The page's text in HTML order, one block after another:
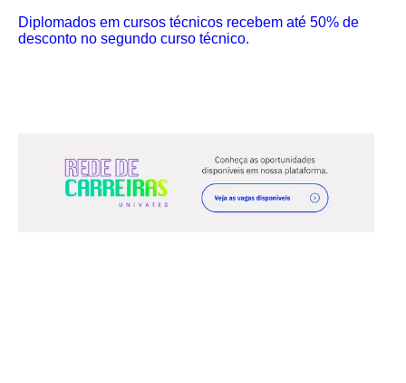
Diplomados em cursos técnicos recebem até 50% de
desconto no segundo curso técnico.